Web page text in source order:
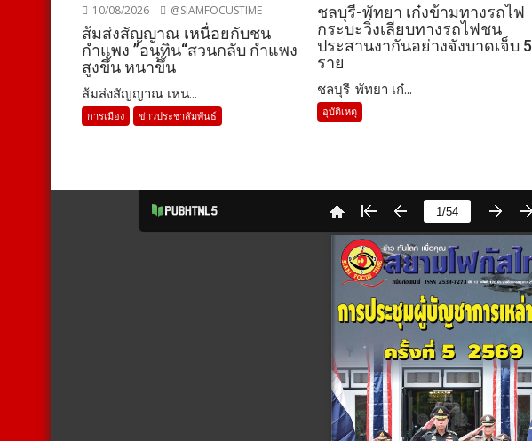
10/08/2026 @SIAMFOCUSTIME
ส้มส่งสัญญาณ เหนื่อยกับชน
กำแพง ”อนุทิน“สวนกลับ กำแพง
สูงขึ้น หนาขึ้น
ส้มส่งสัญญาณ เหน...
การเมือง ข่าวประชาสัมพันธ์
ชลบุรี-พัทยา เก๋งข้ามทางรถไฟ
กระบะวิ่งเลียบทางรถไฟชน
ประสานงากันอย่างจังบาดเจ็บ 5
ราย
ชลบุรี-พัทยา เก๋...
อุบัติเหตุ